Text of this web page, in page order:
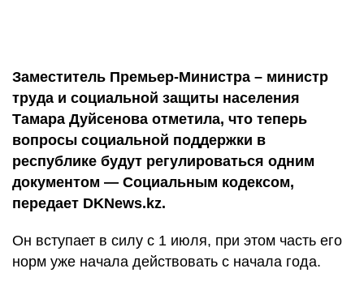
Заместитель Премьер-Министра – министр
труда и социальной защиты населения
Тамара Дуйсенова отметила, что теперь
вопросы социальной поддержки в
республике будут регулироваться одним
документом — Социальным кодексом,
передает DKNews.kz.
Он вступает в силу с 1 июля, при этом часть его
норм уже начала действовать с начала года.